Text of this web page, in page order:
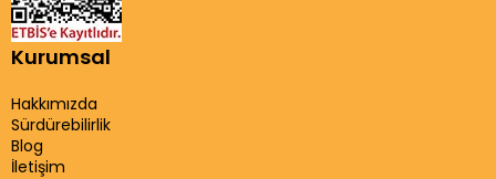
Kurumsal
Hakkımızda
Sürdürebilirlik
Blog
İletişim